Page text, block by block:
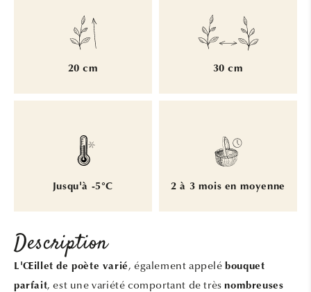
20 cm 30 cm
Jusqu'à -5°C 2 à 3 mois en moyenne
Description
L'Œillet de poète varié , également appelébouquet
parfait, est une variété comportant de trèsnombreuses